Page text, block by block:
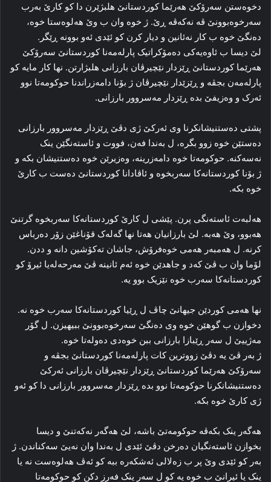
دخوه‌ستن سه‌رۆکێ هه‌رێما کوردستانێ هلبژێرن دا کو کارێ به‌رب
سه‌رخوه‌بوونێ ڤە نه‌که‌ڤه‌ ڕێ. ژ خوه‌ وان ب وێ هه‌لوه‌ستا خوه‌،
ده‌نگێ خوه‌ ب کار نه‌ئانین و دیار کرن کو ئێدی ئه‌و بوونه‌ ڕێگر.
لێ دیسا ب ئاوه‌یه‌کی ده‌مۆکراتیک پارله‌مه‌نا کوردستانێ سه‌رۆکێ
هه‌رێما کوردستانێ ڕێزدار نێچیرڤان بارزانی هلبژارتن. نها کار مایه‌ کو
پارله‌مه‌ن بجڤه‌ و ڕێزێدار نێچیرڤان ژ بۆنا دامه‌زراندنا حوکومه‌تا نوو
ئه‌رک و وەزیفێ بده‌ ڕێزدار مه‌سروور بارزانی.
پشتی ده‌ستنیشانکرنا وی ئه‌رکێ ژی دڤێ ڕێزدار مه‌سروور بارزانی
ده‌ستێن خوه‌ زوو بگره‌، ل به‌ندا فه‌ن، فووت و ئاسته‌نگێن ینک
نه‌سه‌کنه‌. حوکومه‌تا خوه‌ دامه‌زرینه‌، وه‌زیرێن خوه‌ ده‌ستنیشان بکه‌ و
ژ بۆنا کوردستانه‌کا سه‌ربخوه‌ و ئاڤادانا کوردستانێ ده‌ست ب کارێ
خوه‌ بکه‌.
هه‌لبه‌ت ئاسته‌نگی پرن. پێشی ل کارێ کوردستانه‌کا سه‌ربخوه‌ گرتنێ
هه‌بوو، وێ هه‌به‌. لێ بارزانیان هه‌تا نها گه‌له‌ک قۆناغێن زۆر ده‌رباس
کرنه‌. ل هه‌مبه‌ر هه‌می خوه‌فرۆش، جاشان ته‌کۆشین دانه‌ و ددن.
لۆما وان ب ڤێ که‌د و جاهدێن خوه‌ ئه‌م ئانینه‌ ڤێ مه‌رحه‌له‌یا ئیرۆ کو
کوردستانه‌کا سه‌رب خوه‌ نێزیک بوو یه‌.
نها هه‌می کوردێن جیهانێ چاڤ ل ڕێیا کوردستانه‌کا سه‌رب خوه‌ نه‌.
دخوازن ب گوهێن خوه‌ وی ده‌نگێ سه‌رخوه‌بوونێ ببیهیزن. ل گۆر
مه‌ژییێ ل سه‌ر ڕێبازا بارزانی ببن خوه‌دی ده‌وله‌تا خوه‌.
ژ به‌ر ڤێ یه‌ دڤێ زووترین کات پارله‌مه‌نا کوردستانێ بجڤه‌ و
سه‌رۆکێ هه‌رێما کوردستانێ ڕێزدار نێچیرڤان بارزانی ئه‌رکێ
ده‌ستنیشانکرنا حوکومه‌تا نوو بده‌ ڕێزدار مه‌سروور بارزانی دا کو ئه‌و
ژی کارێ خوه‌ بکه‌.
هه‌گه‌ر ینک بکه‌ڤه‌ حوکومه‌تێ باشه‌، لێ هه‌گه‌ر نه‌که‌تنێ و دیسا
بخوازن ئاسته‌نگیان ده‌رخن دڤێ ئێدی ل به‌ندا وان نه‌یێ سه‌کناندن. ژ
به‌ر کو ئێدی وێ پر ب زه‌لالی ئه‌شکه‌ره‌ ببه‌ کو ئه‌ڤ هه‌لوه‌ست نه‌ یا
ینک یا ئیرانێ ب خوه‌ یه‌ کو ل سه‌ر ینک فه‌رز دکن کو حوکومه‌تا